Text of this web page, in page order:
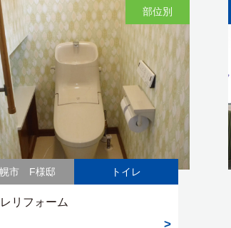
部位別
市 F様邸 トイレ
レリフォーム